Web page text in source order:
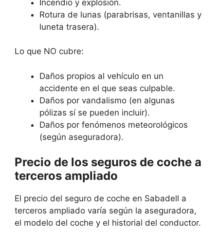
Incendio y explosión.
Rotura de lunas (parabrisas, ventanillas y
luneta trasera).
Lo que NO cubre:
Daños propios al vehículo en un
accidente en el que seas culpable.
Daños por vandalismo (en algunas
pólizas sí se pueden incluir).
Daños por fenómenos meteorológicos
(según aseguradora).
Precio de los seguros de coche a
terceros ampliado
El precio del seguro de coche en Sabadell a
terceros ampliado varía según la aseguradora,
el modelo del coche y el historial del conductor.